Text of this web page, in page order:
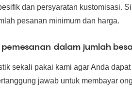
dan persyaratan kustomisasi.
pesanan minimum dan harga.
dalam jumlah
sekali pakai kami agar Anda
jawab untuk membayar